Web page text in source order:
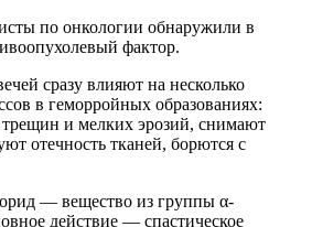
по онкологии обнаружили в
фактор.
сразу влияют на несколько
в геморройных образованиях:
и мелких эрозий, снимают
отечность тканей, борются с
— вещество из группы α-
действие — спастическое